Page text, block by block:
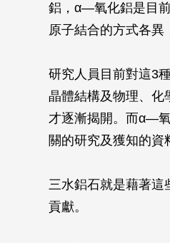
鋁，α—氧化鋁是目
原子結合的方式各異
研究人員目前對這3
晶體結構及物理、
才逐漸揭開。而α—
關的研究及獲知的資
三水鋁石就是藉著
貢獻。